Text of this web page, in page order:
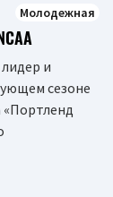
Молодежная
и
сезоне
«Портленд